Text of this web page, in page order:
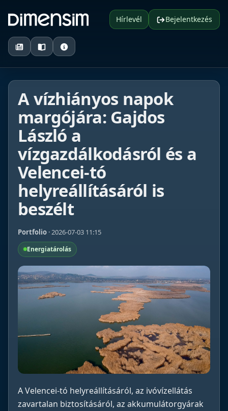
Hírlevél Bejelentkezés
A vízhiányos napok
margójára: Gajdos
László a
vízgazdálkodásról és a
Velencei-tó
helyreállításáról is
beszélt
Portfolio · 2026-07-03 11:15
Energiatárolás
A Velencei-tó helyreállításáról, az ivóvízellátás
zavartalan biztosításáról, az akkumulátorgyárak